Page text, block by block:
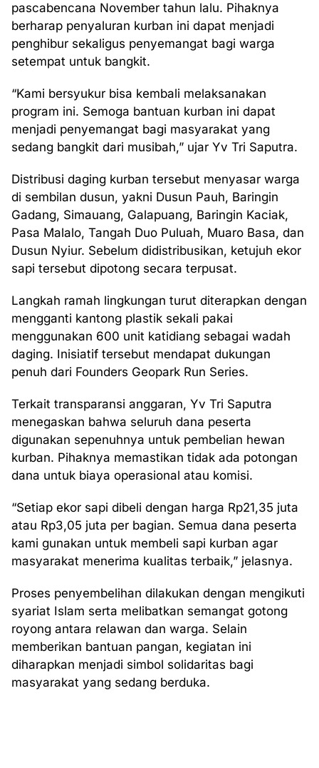
pascabencana November tahun lalu. Pihaknya
berharap penyaluran kurban ini dapat menjadi
penghibur sekaligus penyemangat bagi warga
setempat untuk bangkit.
“Kami bersyukur bisa kembali melaksanakan
program ini. Semoga bantuan kurban ini dapat
menjadi penyemangat bagi masyarakat yang
sedang bangkit dari musibah,” ujar Yv Tri Saputra.
Distribusi daging kurban tersebut menyasar warga
di sembilan dusun, yakni Dusun Pauh, Baringin
Gadang, Simauang, Galapuang, Baringin Kaciak,
Pasa Malalo, Tangah Duo Puluah, Muaro Basa, dan
Dusun Nyiur. Sebelum didistribusikan, ketujuh ekor
sapi tersebut dipotong secara terpusat.
Langkah ramah lingkungan turut diterapkan dengan
mengganti kantong plastik sekali pakai
menggunakan 600 unit katidiang sebagai wadah
daging. Inisiatif tersebut mendapat dukungan
penuh dari Founders Geopark Run Series.
Terkait transparansi anggaran, Yv Tri Saputra
menegaskan bahwa seluruh dana peserta
digunakan sepenuhnya untuk pembelian hewan
kurban. Pihaknya memastikan tidak ada potongan
dana untuk biaya operasional atau komisi.
“Setiap ekor sapi dibeli dengan harga Rp21,35 juta
atau Rp3,05 juta per bagian. Semua dana peserta
kami gunakan untuk membeli sapi kurban agar
masyarakat menerima kualitas terbaik,” jelasnya.
Proses penyembelihan dilakukan dengan mengikuti
syariat Islam serta melibatkan semangat gotong
royong antara relawan dan warga. Selain
memberikan bantuan pangan, kegiatan ini
diharapkan menjadi simbol solidaritas bagi
masyarakat yang sedang berduka.